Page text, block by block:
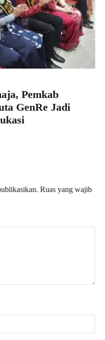
Pemkab
GenRe Jadi
Ruas yang wajib